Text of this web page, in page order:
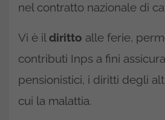
nel contratto nazionale di
Vi è il diritto alle ferie,
contributi Inps a fini
pensionistici, i diritti degli
cui la malattia.